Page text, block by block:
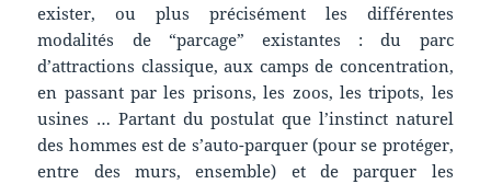
exister, ou plus précisément les différentes
modalités de “parcage” existantes : du parc
d’attractions classique, aux camps de concentration,
en passant par les prisons, les zoos, les tripots, les
usines … Partant du postulat que l’instinct naturel
des hommes est de s’auto-parquer (pour se protéger,
entre des murs, ensemble) et de parquer les